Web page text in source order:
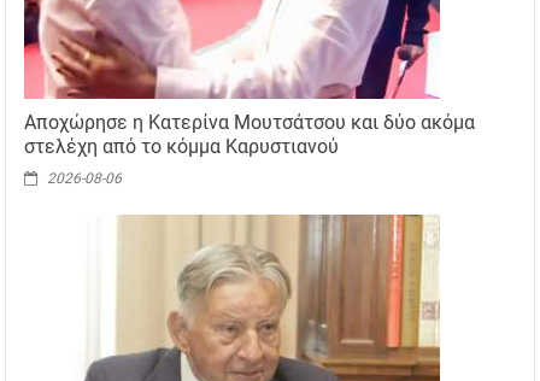
Αποχώρησε η Κατερίνα Μουτσάτσου και δύο ακόμα
στελέχη από το κόμμα Καρυστιανού
2026-08-06